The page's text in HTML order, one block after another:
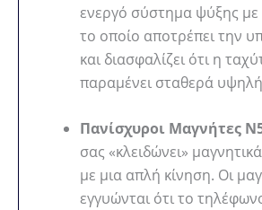
ενεργό σύστημα ψύξης με
το οποίο αποτρέπει την
και διασφαλίζει ότι η
παραμένει σταθερά
Πανίσχυροι Μαγνήτες
σας «κλειδώνει»
με μια απλή κίνηση. Οι
εγγυώνται ότι το